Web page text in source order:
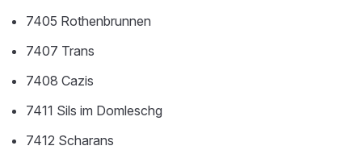
7405 Rothenbrunnen
7407 Trans
7408 Cazis
7411 Sils im Domleschg
7412 Scharans